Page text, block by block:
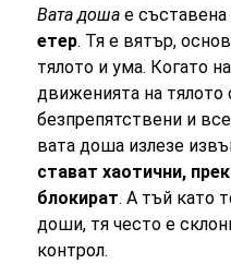
Вата доша е
етер. Тя е вятър,
тялото и ума. Когато
движенията на тялото
безпрепятствени и
вата доша излезе
стават хаотични,
блокират. А тъй като
доши, тя често е
контрол.